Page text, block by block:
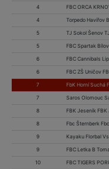
4
4
5 TJ Sokol Šenov
5
6
6 FBC ZŠ Uničov
7 FbK Horní Suchá
7 Saros Olomouc
8 FBK Jeseník FBK
8 Fbc Šternberk
9
9
10